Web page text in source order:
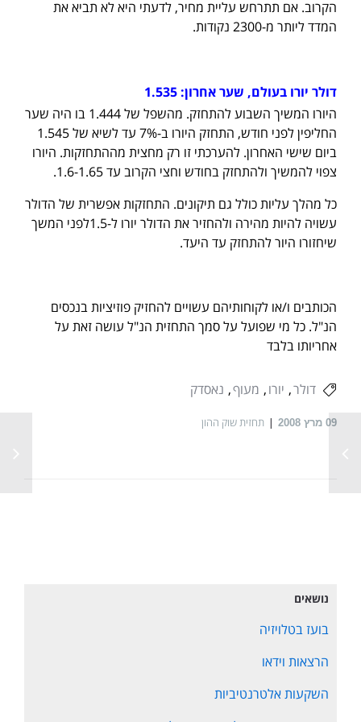
הקרוב. אם תתרחש עליית מחיר, לדעתי היא לא תביא את
המדד ליותר מ-2300 נקודות.
דולר יורו בעולם, שער אחרון: 1.535
היורו המשיך השבוע להתחזק. מהשפל של 1.444 בו היה שער
החליפין לפני חודש, התחזק היורו ב-7% עד לשיא של 1.545
ביום שישי האחרון. להערכתי זו רק מחצית מההתחזקות. היורו
צפוי להמשיך ולהתחזק בחודש וחצי הקרוב עד 1.6-1.65.
כל מהלך עליות כולל גם תיקונים. התחזקות אפשרית של הדולר
עשויה להיות מהירה ולהחזיר את הדולר יורו ל-1.5לפני המשך
שיחזורו היור להתחזק עד היעד.
הכותבים ו/או לקוחותיהם עשויים להחזיק פוזיציות בנכסים
הנ"ל. כל מי שפועל על סמך התחזית הנ"ל עושה זאת על
אחריותו בלבד
דולר יורו מעוף נאסדק
09 מרץ 2008 תחזית שוק ההון
נושאים
בועז בטלויזיה
הרצאות וידאו
השקעות אלטרנטיביות